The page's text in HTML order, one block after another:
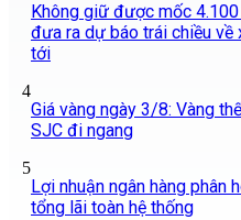
Không giữ được mốc
đưa ra dự báo trái chiều về
tới
4
Giá vàng ngày 3/8: Vàng
SJC đi ngang
5
Lợi nhuận ngân hàng phân
tổng lãi toàn hệ thống